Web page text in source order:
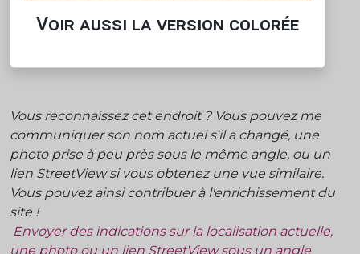
Voir aussi la version colorée
Vous reconnaissez cet endroit ? Vous pouvez me
communiquer son nom actuel s'il a changé, une
photo prise à peu près sous le même angle, ou un
lien StreetView si vous obtenez une vue similaire.
Vous pouvez ainsi contribuer à l'enrichissement du
site !
Envoyer des indications sur la localisation actuelle,
une photo ou un lien StreetView sous un angle